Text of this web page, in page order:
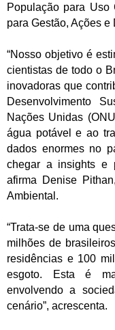
População para Uso
para Gestão, Ações
“Nosso objetivo é
cientistas de todo o
inovadoras que
Desenvolvimento
Nações Unidas
água potável e ao
dados enormes no
chegar a insights e
afirma Denise
Ambiental.
“Trata-se de uma
milhões de
residências e 100
esgoto. Esta é
envolvendo a
cenário”, acrescenta.